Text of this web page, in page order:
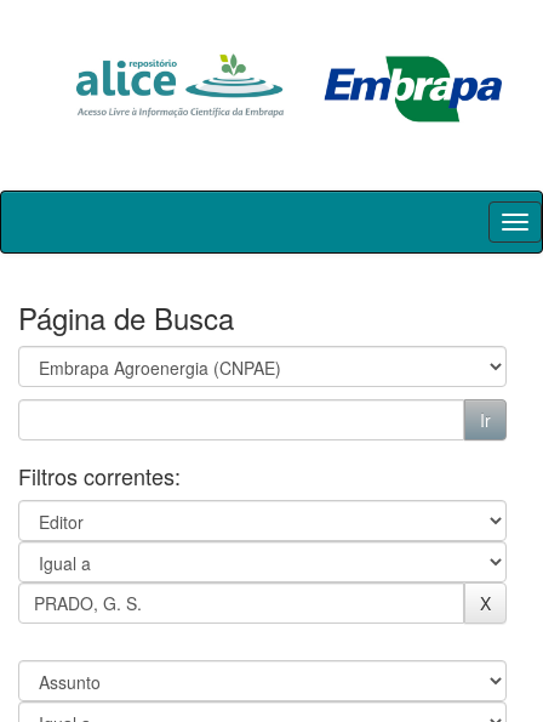
Skip
Página de Busca
Filtros correntes: